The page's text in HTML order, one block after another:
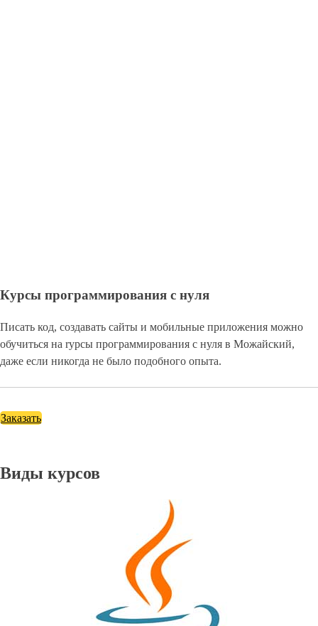
Курсы программирования с нуля
Писать код, создавать сайты и мобильные приложения можно
обучиться на rурсы программирования с нуля в Можайский,
даже если никогда не было подобного опыта.
Заказать
Виды курсов